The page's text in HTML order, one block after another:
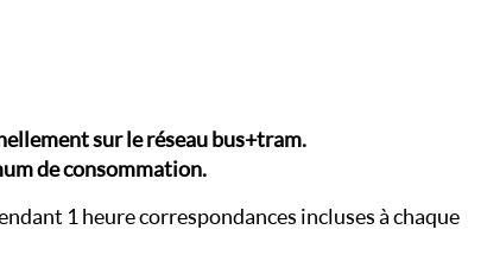
sur le réseau bus+tram.
de consommation.
1 heure correspondances incluses à chaque